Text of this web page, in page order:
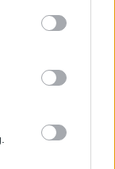
may click to
party tags to
below Google